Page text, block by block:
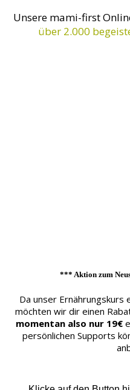
Unsere mami-first
über 2.000
*** Aktion zum
Da unser
möchten wir dir einen
momentan also nur 19€
persönlichen Supports